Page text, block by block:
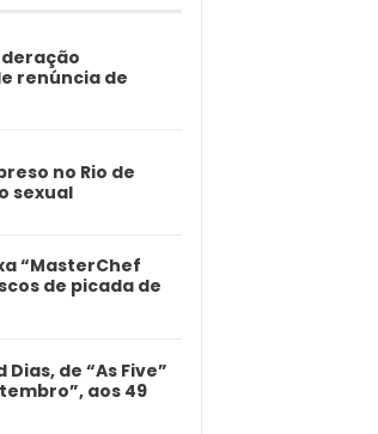
renúncia de
no Rio de
sexual
“MasterChef
de picada de
de “As Five”
aos 49